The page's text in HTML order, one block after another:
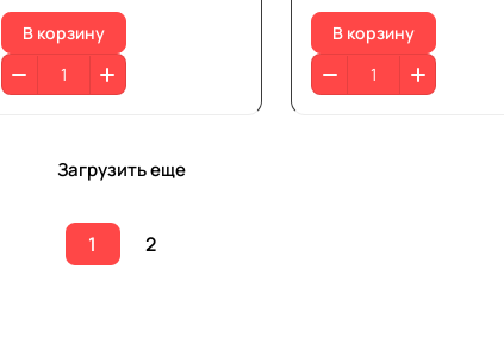
В корзину В корзину
Загрузить еще
1 2